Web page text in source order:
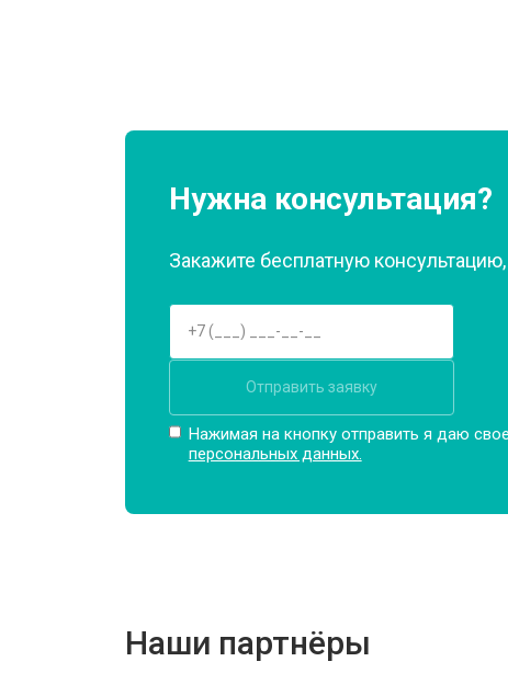
Нужна консультация?
Закажите бесплатную
Отправить заявку
Нажимая на кнопку отправить я даю
персональных данных.
Наши партнёры